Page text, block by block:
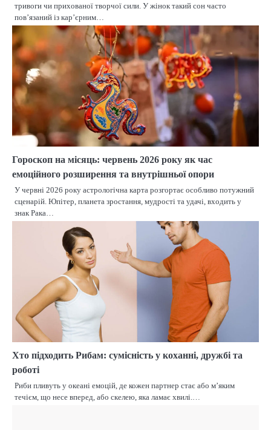
тривоги чи прихованої творчої сили. У жінок такий сон часто
пов’язаний із кар’єрним…
Гороскоп на місяць: червень 2026 року як час
емоційного розширення та внутрішньої опори
У червні 2026 року астрологічна карта розгортає особливо потужний
сценарій. Юпітер, планета зростання, мудрості та удачі, входить у
знак Рака…
Хто підходить Рибам: сумісність у коханні, дружбі та
роботі
Риби пливуть у океані емоцій, де кожен партнер стає або м’яким
течієм, що несе вперед, або скелею, яка ламає хвилі.…